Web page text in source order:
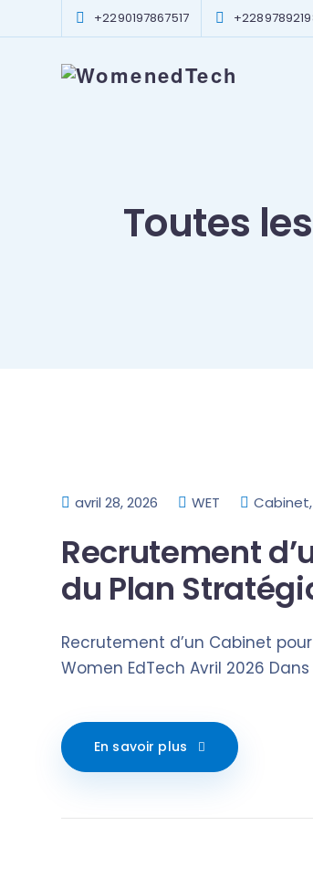
+2290197867517
Toutes
avril 28, 2026 WET Cabinet,
Recrutement
du Plan
Recrutement d’un Cabinet
Women EdTech Avril 2026
En savoir plus